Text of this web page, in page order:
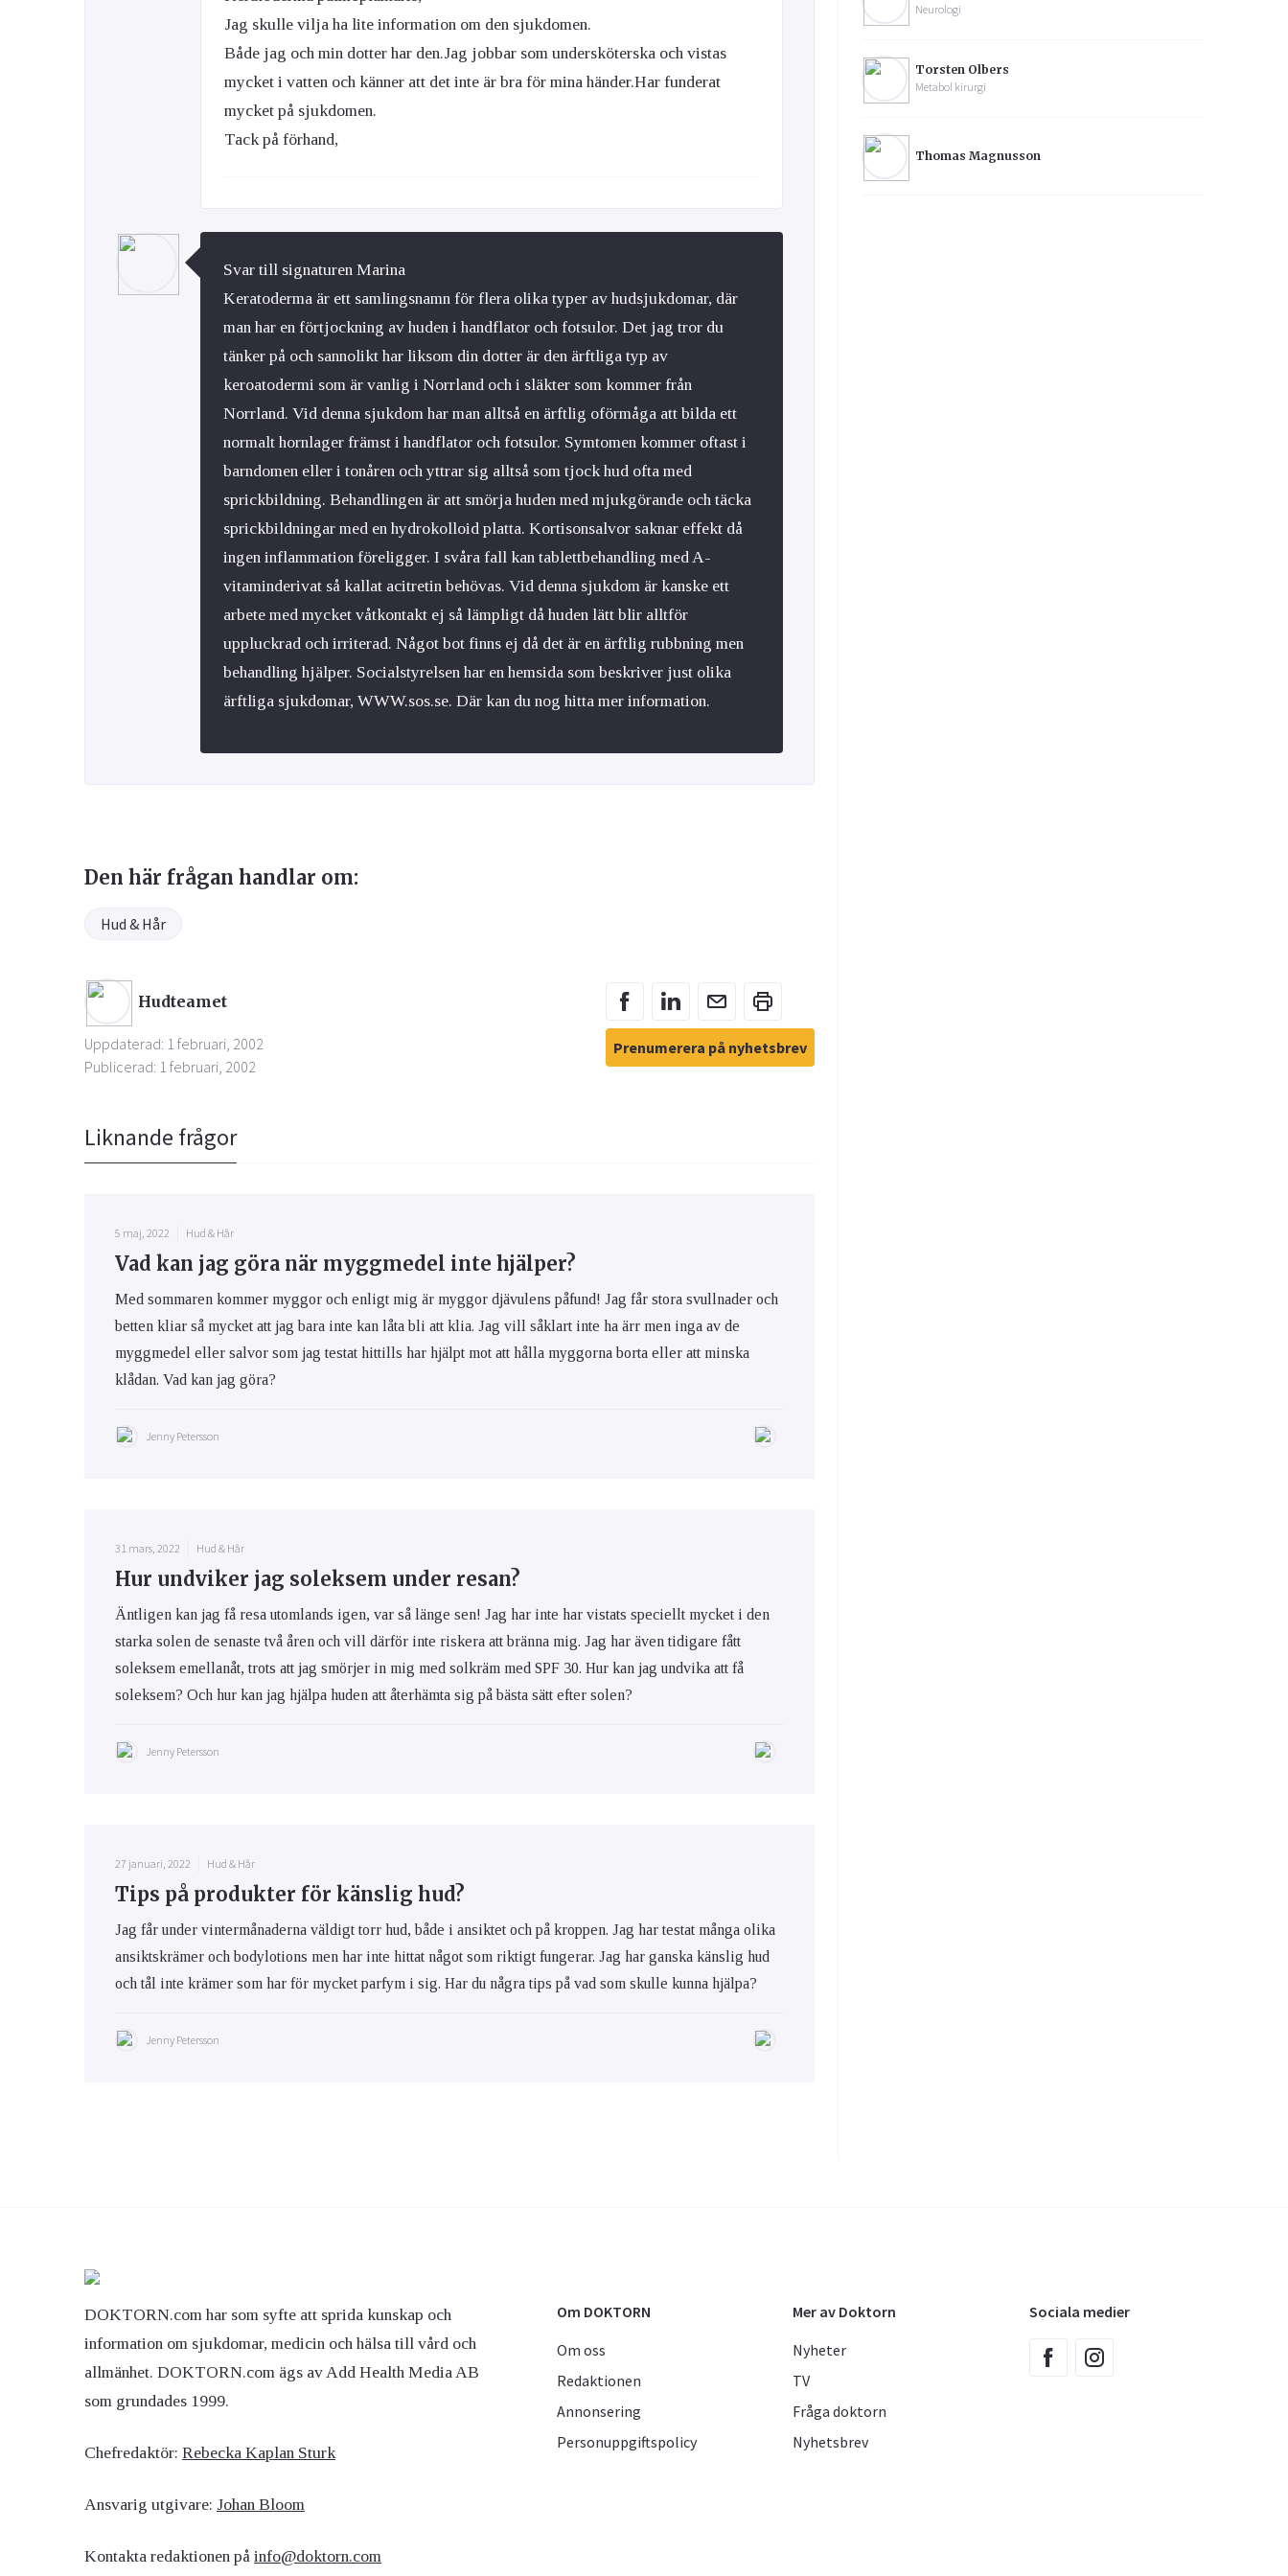
Jag skulle vilja ha lite information om den sjukdomen.
Både jag och min dotter har den.Jag jobbar som undersköterska och vistas
mycket i vatten och känner att det inte är bra för mina händer.Har funderat
mycket på sjukdomen.
Tack på förhand,
Svar till signaturen Marina
Keratoderma är ett samlingsnamn för flera olika typer av hudsjukdomar, där
man har en förtjockning av huden i handflator och fotsulor. Det jag tror du
tänker på och sannolikt har liksom din dotter är den ärftliga typ av
keroatodermi som är vanlig i Norrland och i släkter som kommer från
Norrland. Vid denna sjukdom har man alltså en ärftlig oförmåga att bilda ett
normalt hornlager främst i handflator och fotsulor. Symtomen kommer oftast i
barndomen eller i tonåren och yttrar sig alltså som tjock hud ofta med
sprickbildning. Behandlingen är att smörja huden med mjukgörande och täcka
sprickbildningar med en hydrokolloid platta. Kortisonsalvor saknar effekt då
ingen inflammation föreligger. I svåra fall kan tablettbehandling med A-
vitaminderivat så kallat acitretin behövas. Vid denna sjukdom är kanske ett
arbete med mycket våtkontakt ej så lämpligt då huden lätt blir alltför
uppluckrad och irriterad. Något bot finns ej då det är en ärftlig rubbning men
behandling hjälper. Socialstyrelsen har en hemsida som beskriver just olika
ärftliga sjukdomar, WWW.sos.se. Där kan du nog hitta mer information.
Den här frågan handlar om:
Hud & Hår
Hudteamet
Uppdaterad: 1 februari, 2002
Publicerad: 1 februari, 2002
Prenumerera på nyhetsbrev
Liknande frågor
5 maj, 2022 Hud & Hår
Vad kan jag göra när myggmedel inte hjälper?
Med sommaren kommer myggor och enligt mig är myggor djävulens påfund! Jag får stora svullnader och
betten kliar så mycket att jag bara inte kan låta bli att klia. Jag vill såklart inte ha ärr men inga av de
myggmedel eller salvor som jag testat hittills har hjälpt mot att hålla myggorna borta eller att minska
klådan. Vad kan jag göra?
Jenny Petersson
31 mars, 2022 Hud & Hår
Hur undviker jag soleksem under resan?
Äntligen kan jag få resa utomlands igen, var så länge sen! Jag har inte har vistats speciellt mycket i den
starka solen de senaste två åren och vill därför inte riskera att bränna mig. Jag har även tidigare fått
soleksem emellanåt, trots att jag smörjer in mig med solkräm med SPF 30. Hur kan jag undvika att få
soleksem? Och hur kan jag hjälpa huden att återhämta sig på bästa sätt efter solen?
Jenny Petersson
27 januari, 2022 Hud & Hår
Tips på produkter för känslig hud?
Jag får under vintermånaderna väldigt torr hud, både i ansiktet och på kroppen. Jag har testat många olika
ansiktskrämer och bodylotions men har inte hittat något som riktigt fungerar. Jag har ganska känslig hud
och tål inte krämer som har för mycket parfym i sig. Har du några tips på vad som skulle kunna hjälpa?
Jenny Petersson
Neurologi
Torsten Olbers
Metabol kirurgi
Thomas Magnusson
DOKTORN.com har som syfte att sprida kunskap och
information om sjukdomar, medicin och hälsa till vård och
allmänhet. DOKTORN.com ägs av Add Health Media AB
som grundades 1999.
Chefredaktör: Rebecka Kaplan Sturk
Ansvarig utgivare: Johan Bloom
Kontakta redaktionen på info@doktorn.com
Om DOKTORN
Om oss
Redaktionen
Annonsering
Personuppgiftspolicy
Mer av Doktorn
Nyheter
TV
Fråga doktorn
Nyhetsbrev
Sociala medier